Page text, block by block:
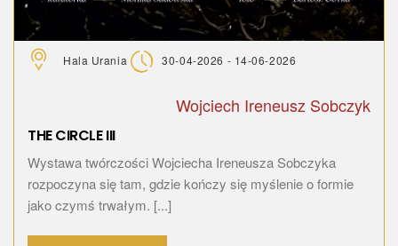
Hala Urania 30-04-2026 - 14-06-2026
Wojciech Ireneusz Sobczyk
THE CIRCLE III
Wystawa twórczości Wojciecha Ireneusza Sobczyka
rozpoczyna się tam, gdzie kończy się myślenie o formie
jako czymś trwałym. [...]